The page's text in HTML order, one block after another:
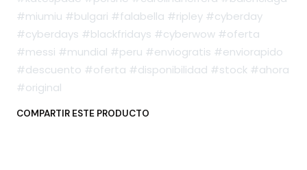
#miumiu #bulgari #falabella #ripley #cyberday
#cyberdays #blackfridays #cyberwow #oferta
#messi #mundial #peru #enviogratis #enviorapido
#descuento #oferta #disponibilidad #stock #ahora
#original
COMPARTIR ESTE PRODUCTO